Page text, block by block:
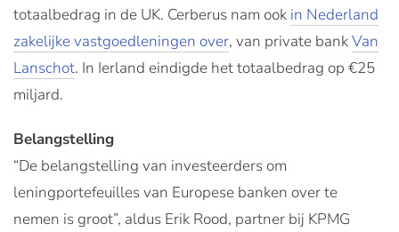
totaalbedrag in de UK. Cerberus nam ook in Nederland
zakelijke vastgoedleningen over, van private bankVan
Lanschot. In Ierland eindigde het totaalbedrag op €25
miljard.
Belangstelling
“De belangstelling van investeerders om
leningportefeuilles van Europese banken over te
nemen is groot”, aldus Erik Rood, partner bij KPMG